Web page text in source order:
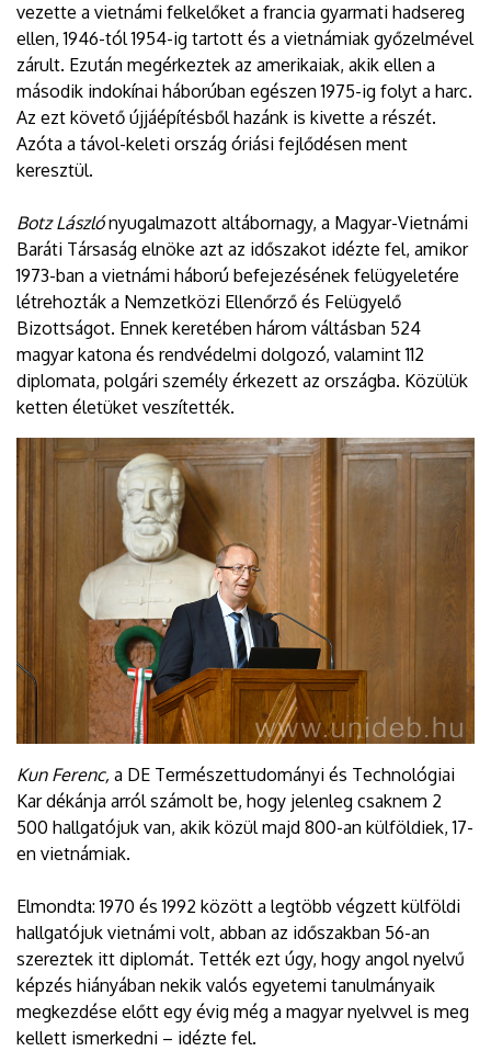
vezette a vietnámi felkelőket a francia gyarmati hadsereg
ellen, 1946-tól 1954-ig tartott és a vietnámiak győzelmével
zárult. Ezután megérkeztek az amerikaiak, akik ellen a
második indokínai háborúban egészen 1975-ig folyt a harc.
Az ezt követő újjáépítésből hazánk is kivette a részét.
Azóta a távol-keleti ország óriási fejlődésen ment
keresztül.
Botz Lászlónyugalmazott altábornagy, a Magyar-Vietnámi
Baráti Társaság elnöke azt az időszakot idézte fel, amikor
1973-ban a vietnámi háború befejezésének felügyeletére
létrehozták a Nemzetközi Ellenőrző és Felügyelő
Bizottságot. Ennek keretében három váltásban 524
magyar katona és rendvédelmi dolgozó, valamint 112
diplomata, polgári személy érkezett az országba. Közülük
ketten életüket veszítették.
Kun Ferenc, a DE Természettudományi és Technológiai
Kar dékánja arról számolt be, hogy jelenleg csaknem 2
500 hallgatójuk van, akik közül majd 800-an külföldiek, 17-
en vietnámiak.
Elmondta: 1970 és 1992 között a legtöbb végzett külföldi
hallgatójuk vietnámi volt, abban az időszakban 56-an
szereztek itt diplomát. Tették ezt úgy, hogy angol nyelvű
képzés hiányában nekik valós egyetemi tanulmányaik
megkezdése előtt egy évig még a magyar nyelvvel is meg
kellett ismerkedni – idézte fel.